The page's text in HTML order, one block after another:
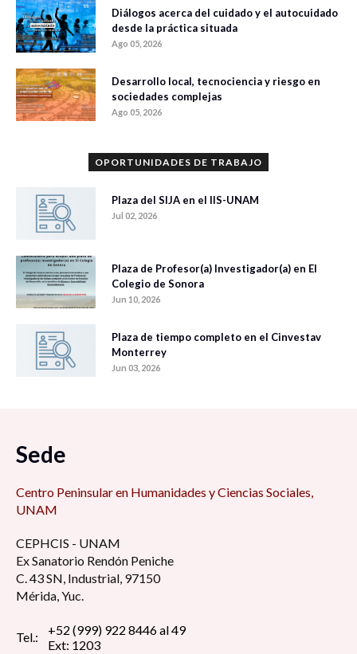
Diálogos acerca del cuidado y el autocuidado
desde la práctica situada
Ago 05, 2026
Desarrollo local, tecnociencia y riesgo en
sociedades complejas
Ago 05, 2026
OPORTUNIDADES DE TRABAJO
Plaza del SIJA en el IIS-UNAM
Jul 02, 2026
Plaza de Profesor(a) Investigador(a) en El
Colegio de Sonora
Jun 10, 2026
Plaza de tiempo completo en el Cinvestav
Monterrey
Jun 03, 2026
Sede
Centro Peninsular en Humanidades y Ciencias Sociales,
UNAM
CEPHCIS - UNAM
Ex Sanatorio Rendón Peniche
C. 43 SN, Industrial, 97150
Mérida, Yuc.
Tel.:
+52 (999) 922 8446 al 49
Ext: 1203